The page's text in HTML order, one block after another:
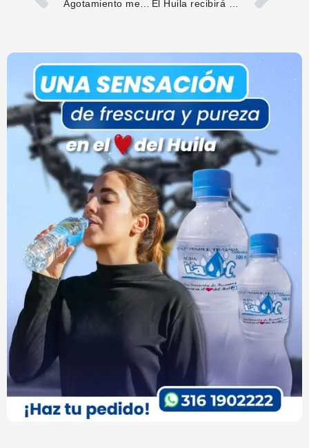
Agotamiento mental: cuando el cerebro no alcanza a seguir el ritmo El Huila recibirá a la Orquesta Sinfónica Nacional con conciertos en Neiva y Garzón